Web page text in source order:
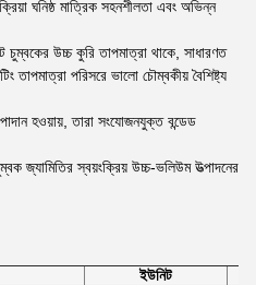
ঘনিষ্ঠ মাত্রিক সহনশীলতা এবং অভিন্ন
চুম্বকের উচ্চ কুরি তাপমাত্রা থাকে, সাধারণত
পরিসরে ভালো চৌম্বকীয় বৈশিষ্ট্য
হওয়ায়, তারা সংযোজনযুক্ত বন্ডেড
জ্যামিতির স্বয়ংক্রিয় উচ্চ-ভলিউম উত্পাদনের
ইউনিট